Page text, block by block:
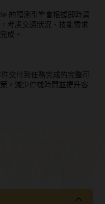
的預測引擎會根據即時資
考慮交通狀況、技能需求
成。
交付到任務完成的完整可
，減少停機時間並提升客